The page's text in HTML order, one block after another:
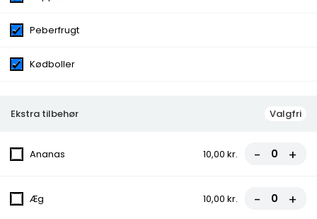
Menuer
Menu 2 - Hj. Classic Mega
Burger
Peberfrugt
Kødboller
Ekstra tilbehør Valgfri
Ananas 10,00 kr. - +
Æg 10,00 kr. - +